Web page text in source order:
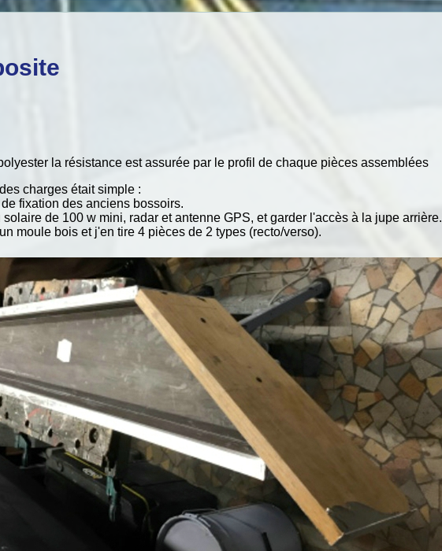
la résistance est assurée par le profil de chaque pièces assemblées
charges était simple :
fixation des anciens bossoirs.
de 100 w mini, radar et antenne GPS, et garder l'accès à la jupe arrière.
moule bois et j'en tire 4 pièces de 2 types (recto/verso).